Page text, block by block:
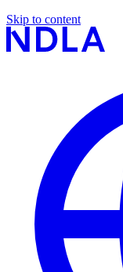
Skip to content